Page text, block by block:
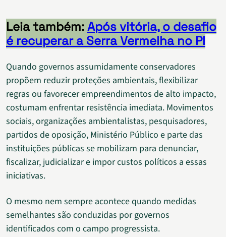
Leia também:Após vitória, o desafio
é recuperar a Serra Vermelha no PI
Quando governos assumidamente conservadores
propõem reduzir proteções ambientais, flexibilizar
regras ou favorecer empreendimentos de alto impacto,
costumam enfrentar resistência imediata. Movimentos
sociais, organizações ambientalistas, pesquisadores,
partidos de oposição, Ministério Público e parte das
instituições públicas se mobilizam para denunciar,
fiscalizar, judicializar e impor custos políticos a essas
iniciativas.
O mesmo nem sempre acontece quando medidas
semelhantes são conduzidas por governos
identificados com o campo progressista.